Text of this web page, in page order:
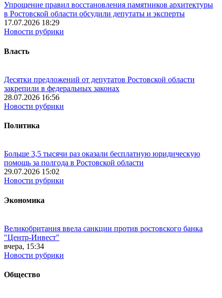
Упрощение правил восстановления памятников архитектуры
в Ростовской области обсудили депутаты и эксперты
17.07.2026 18:29
Новости рубрики
Власть
Десятки предложений от депутатов Ростовской области
закрепили в федеральных законах
28.07.2026 16:56
Новости рубрики
Политика
Больше 3,5 тысячи раз оказали бесплатную юридическую
помощь за полгода в Ростовской области
29.07.2026 15:02
Новости рубрики
Экономика
Великобритания ввела санкции против ростовского банка
"Центр-Инвест"
вчера, 15:34
Новости рубрики
Общество